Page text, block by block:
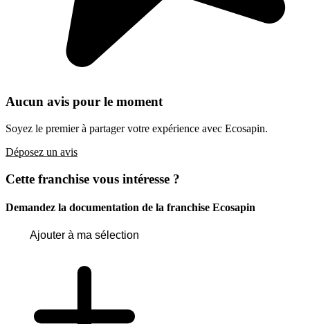
Aucun avis pour le moment
Soyez le premier à partager votre expérience avec Ecosapin.
Déposez un avis
Cette franchise vous intéresse ?
Demandez la documentation de la franchise Ecosapin
Ajouter à ma sélection